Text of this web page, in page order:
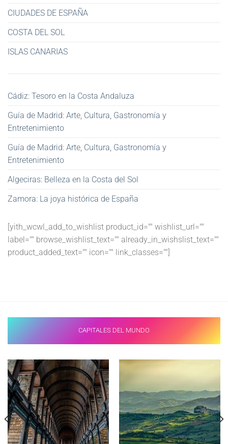
CIUDADES DE ESPAÑA
COSTA DEL SOL
ISLAS CANARIAS
Cádiz: Tesoro en la Costa Andaluza
Guía de Madrid: Arte, Cultura, Gastronomía y
Entretenimiento
Guía de Madrid: Arte, Cultura, Gastronomía y
Entretenimiento
Algeciras: Belleza en la Costa del Sol
Zamora: La joya histórica de España
[yith_wcwl_add_to_wishlist product_id="" wishlist_url=""
label="" browse_wishlist_text="" already_in_wishslist_text=""
product_added_text="" icon="" link_classes=""]
CAPITALES DEL MUNDO